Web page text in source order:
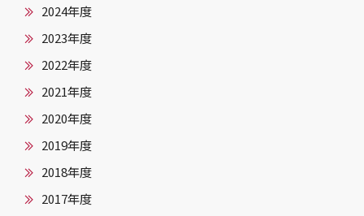
2024年度
2023年度
2022年度
2021年度
2020年度
2019年度
2018年度
2017年度